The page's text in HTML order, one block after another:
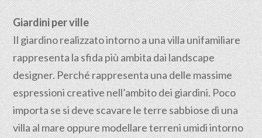
Giardini per ville
Il giardino realizzato intorno a una villa unifamiliare
rappresenta la sfida più ambita dai landscape
designer. Perché rappresenta una delle massime
espressioni creative nell’ambito dei giardini. Poco
importa se si deve scavare le terre sabbiose di una
villa al mare oppure modellare terreni umidi intorno